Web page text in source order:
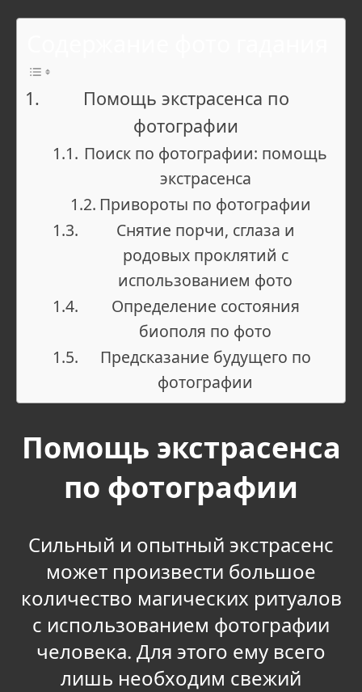
Помощь экстрасенса по
фотографии
Поиск по фотографии: помощь
экстрасенса
Привороты по фотографии
Снятие порчи, сглаза и
родовых проклятий с
использованием фото
Определение состояния
биополя по фото
Предсказание будущего по
фотографии
Помощь экстрасенса
по фотографии
Сильный и опытный экстрасенс
может произвести большое
количество магических ритуалов
с использованием фотографии
человека. Для этого ему всего
лишь необходим свежий